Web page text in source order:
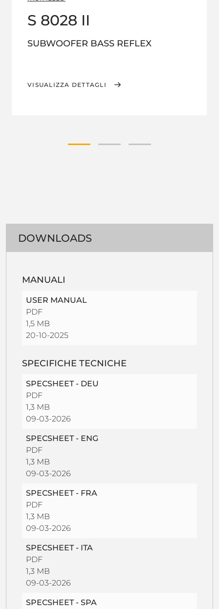
S 8028 II
SUBWOOFER BASS REFLEX
VISUALIZZA DETTAGLI
DOWNLOADS
MANUALI
USER MANUAL
PDF
1,5 MB
20-10-2025
SPECIFICHE TECNICHE
SPECSHEET - DEU
PDF
1,3 MB
09-03-2026
SPECSHEET - ENG
PDF
1,3 MB
09-03-2026
SPECSHEET - FRA
PDF
1,3 MB
09-03-2026
SPECSHEET - ITA
PDF
1,3 MB
09-03-2026
SPECSHEET - SPA